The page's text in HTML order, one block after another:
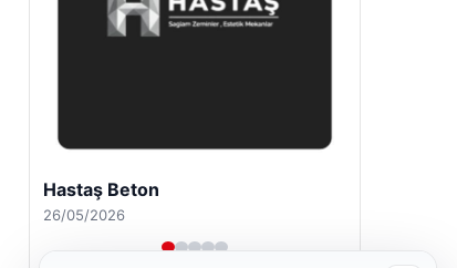
Hastaş Beton
26/05/2026